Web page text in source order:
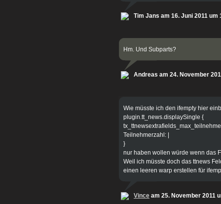
Tim Jans am 16. Juni 2011 um
Hm. Und Subparts?
Andreas am 24. November
Wie müsste ich den ifempty hier
plugin.tt_news.displaySingle {
Teilnehmerzahl: |
}
nur haben wollen würde wenn das
Weil ich müsste doch das ttnews
einen leeren warp erstellen für
Vince am 25. November 2011